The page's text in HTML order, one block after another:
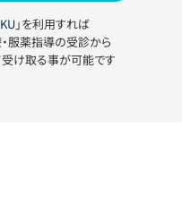
」を利用すれば
服薬指導の受診から
け取る事が可能です